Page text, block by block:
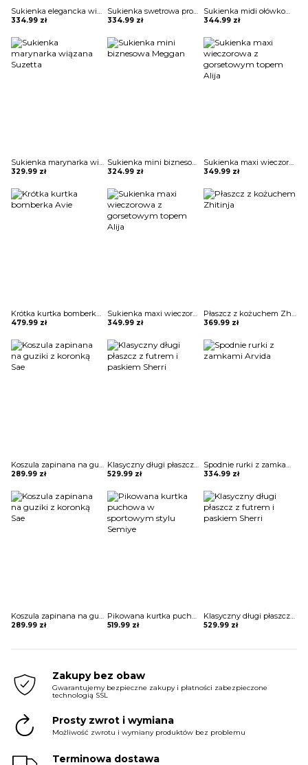
Sukienka elegancka wizytowa Inese
334.99 zł
Sukienka swetrowa prosta Zuhra
334.99 zł
Sukienka midi ołówkowa z kopertowym dekoltem Ayano
344.99 zł
Sukienka marynarka wiązana Suzetta
329.99 zł
Sukienka mini biznesowa Meggan
324.99 zł
Sukienka maxi wieczorowa z gorsetowym topem Alija
349.99 zł
Krótka kurtka bomberka Avie
479.99 zł
Sukienka maxi wieczorowa z gorsetowym topem Alija
349.99 zł
Płaszcz z kożuchem Zhitinja
369.99 zł
Koszula zapinana na guziki z koronką Sae
289.99 zł
Klasyczny długi płaszcz z futrem i paskiem Sherri
529.99 zł
Spodnie rurki z zamkami Arvida
334.99 zł
Koszula zapinana na guziki z koronką Sae
289.99 zł
Pikowana kurtka puchowa w sportowym stylu Semiye
519.99 zł
Klasyczny długi płaszcz z futrem i paskiem Sherri
529.99 zł
Zakupy bez obaw
Gwarantujemy bezpieczne zakupy i płatności zabezpieczone
technologią SSL
Prosty zwrot i wymiana
Możliwość zwrotu i wymiany produktów bez problemu
Terminowa dostawa